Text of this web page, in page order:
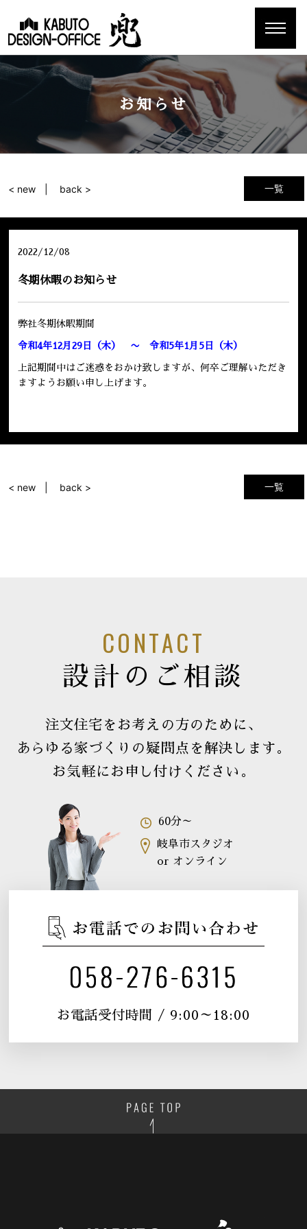
お知らせ
一覧
< new back >
2022/12/08
冬期休暇のお知らせ
弊社冬期休暇期間
令和4年12月29日（木） 〜 令和5年1月5日（木）
上記期間中はご迷惑をおかけ致しますが、何卒ご理解いただき
ますようお願い申し上げます。
一覧
< new back >
CONTACT
設計のご相談
注文住宅をお考えの方のために、
あらゆる家づくりの疑問点を解決します。
お気軽にお申し付けください。
60分～
岐阜市スタジオ
or オンライン
お電話受付時間 / 9:00～18:00